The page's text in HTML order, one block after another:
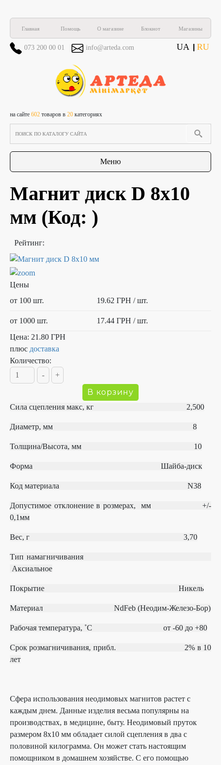
Главная Помощь О магазине Блокнот Магазины
UA RU
073 200 00 01 info@arteda.com
на сайте 602 товаров в 20 категориях
Меню
Магнит диск D 8х10
мм (Код: )
Рейтинг:
Цены
от 100 шт.
19.62 ГРН / шт.
от 1000 шт. 17.44 ГРН / шт.
Цена: 21.80 ГРН
плюс доставка
Количество:
Сила сцепления макс, кг 2,500
Диаметр, мм 8
Толщина/Высота, мм 10
Форма Шайба-диск
Код материала N38
Допустимое отклонение в розмерах, мм
+/‐
0,1мм
Вес, г 3,70
Тип намагничивания
Аксиальное
Покрытие Никель
Материал NdFeb (Неодим-Железо-Бор)
Рабочая температура, ˚С от ‐60 до +80
Срок розмагничивания, прибл.
2% в 10
лет
Сфера использования неодимовых магнитов растет с
каждым днем. Данные изделия весьма популярны на
производствах, в медицине, быту. Неодимовый пруток
размером 8х10 мм обладает силой сцепления в два с
половиной килограмма. Он может стать настоящим
помощником в домашнем хозяйстве. С его помощью